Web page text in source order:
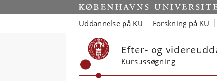
Start
Uddannelse på KU Forskning på KU
Efter- og
Kursussøgning